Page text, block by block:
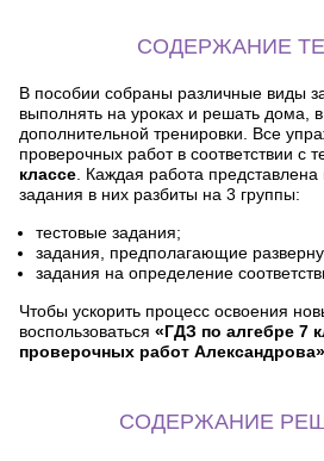
СОДЕРЖАНИЕ
В пособии собраны различные виды
выполнять на уроках и решать дома, в
дополнительной тренировки. Все
проверочных работ в соответствии с
классе . Каждая работа
задания в них разбиты на 3 группы:
тестовые задания;
задания, предполагающие
задания на определение
Чтобы ускорить процесс освоения
воспользоваться «ГДЗ по алгебре 7
проверочных работ Александрова»
СОДЕРЖАНИЕ